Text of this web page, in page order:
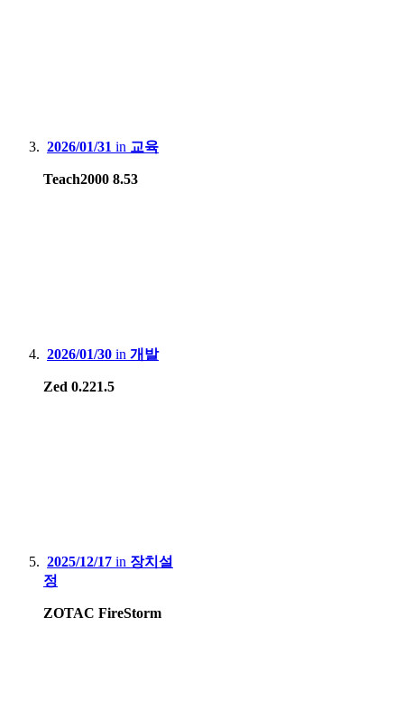
2026/01/31 in 교육
Teach2000 8.53
2026/01/30 in 개발
Zed 0.221.5
2025/12/17 in 장치설
정
ZOTAC FireStorm